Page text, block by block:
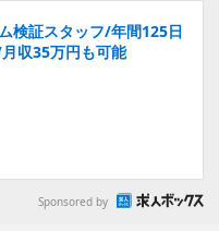
検証スタッフ/年間125日
収35万円も可能
Sponsored by